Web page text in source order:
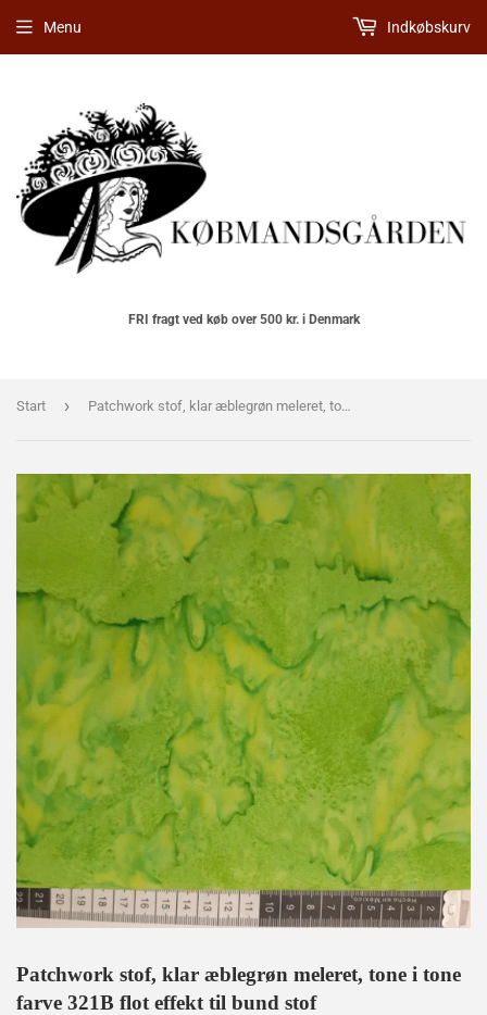
FRI fragt ved køb over 500 kr. i Denmark
Menu Indkøbskurv
Start › Patchwork stof, klar æblegrøn meleret, tone i tone farve 321B flot effekt til bund stof
Patchwork stof, klar æblegrøn meleret, tone i tone
farve 321B flot effekt til bund stof